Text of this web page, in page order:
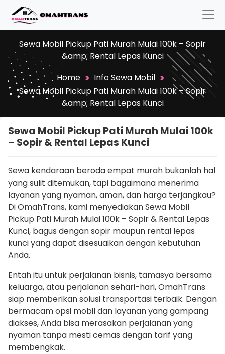
Sewa Mobil Pickup Pati Murah Mulai 100k – Sopir
&amp; Rental Lepas Kunci
Home > Info Sewa Mobil >
Sewa Mobil Pickup Pati Murah Mulai 100k – Sopir
&amp; Rental Lepas Kunci
Sewa Mobil Pickup Pati Murah Mulai 100k
– Sopir & Rental Lepas Kunci
Sewa kendaraan beroda empat murah bukanlah hal
yang sulit ditemukan, tapi bagaimana menerima
layanan yang nyaman, aman, dan harga terjangkau?
Di OmahTrans, kami menyediakan Sewa Mobil
Pickup Pati Murah Mulai 100k – Sopir & Rental Lepas
Kunci, bagus dengan sopir maupun rental lepas
kunci yang dapat disesuaikan dengan kebutuhan
Anda.
Entah itu untuk perjalanan bisnis, tamasya bersama
keluarga, atau perjalanan sehari-hari, OmahTrans
siap memberikan solusi transportasi terbaik. Dengan
bermacam opsi mobil dan layanan yang gampang
diakses, Anda bisa merasakan perjalanan yang
nyaman tanpa mesti cemas dengan tarif yang
membengkak.